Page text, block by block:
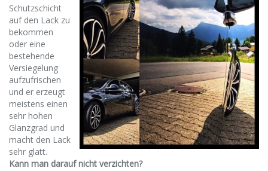
Schutzschicht
auf den Lack zu
bekommen
oder eine
bestehende
Versiegelung
aufzufrischen
und er erzeugt
meistens einen
sehr hohen
Glanzgrad und
macht den Lack
sehr glatt.
Kann man darauf nicht verzichten?